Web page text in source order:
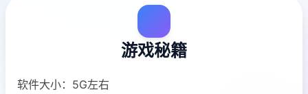
游戏秘籍
软件大小：5G左右